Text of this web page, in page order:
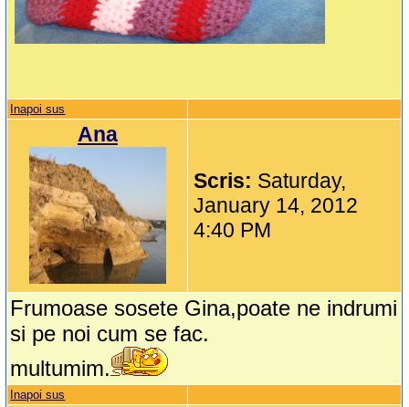
Inapoi sus
Ana
Scris: Saturday,
January 14, 2012
4:40 PM
Frumoase sosete Gina,poate ne indrumi
si pe noi cum se fac.
multumim.
Inapoi sus